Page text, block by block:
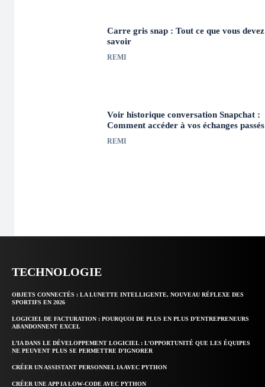
Carre gris snap : Tout ce que vous devez
savoir
REMI
Voir historique conversation Snapchat :
Comment accéder à vos échanges passés
REMI
TECHNOLOGIE
OBJETS CONNECTÉS : LA LUNETTE INTELLIGENTE, NOUVEAU RÉFLEXE DES
SPORTIFS EN 2026
LOGICIEL DE FACTURATION : POURQUOI DE PLUS EN PLUS D’ENTREPRENEURS
ABANDONNENT EXCEL
L’IA DANS LE DÉVELOPPEMENT LOGICIEL : L’OPPORTUNITÉ QUE LES ÉQUIPES
NE PEUVENT PLUS SE PERMETTRE D’IGNORER
CRÉER UN ASSISTANT PERSONNEL IA AVEC PYTHON
CRÉER UNE APP IA LOW-CODE AVEC PYTHON